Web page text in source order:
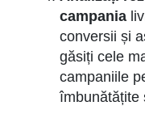
campania
conversii și
găsiți cele
campaniile
îmbunătățite